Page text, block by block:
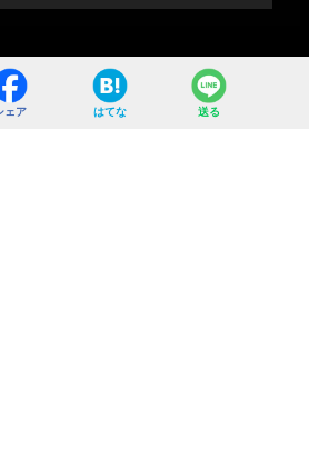
ェア はてな 送る